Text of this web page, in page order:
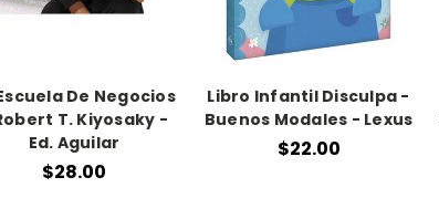
De Negocios
T. Kiyosaky -
Ed. Aguilar
$28.00
Libro Infantil Disculpa -
Buenos Modales - Lexus
$22.00